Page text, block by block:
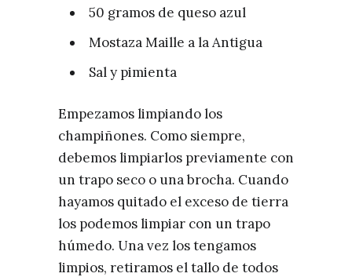
50 gramos de queso azul
Mostaza Maille a la Antigua
Sal y pimienta
Empezamos limpiando los
champiñones. Como siempre,
debemos limpiarlos previamente con
un trapo seco o una brocha. Cuando
hayamos quitado el exceso de tierra
los podemos limpiar con un trapo
húmedo. Una vez los tengamos
limpios, retiramos el tallo de todos